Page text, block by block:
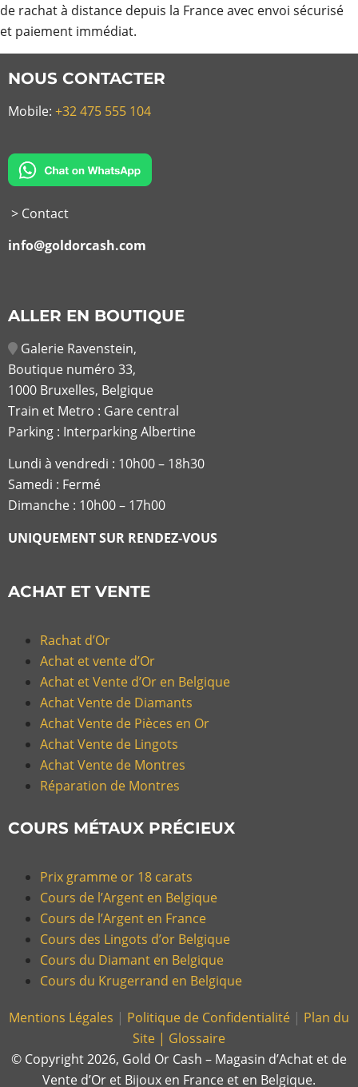
de rachat à distance depuis la France avec envoi sécurisé
et paiement immédiat.
NOUS CONTACTER
Mobile: +32 475 555 104
> Contact
info@goldorcash.com
ALLER EN BOUTIQUE
Galerie Ravenstein,
Boutique numéro 33,
1000 Bruxelles, Belgique
Train et Metro : Gare central
Parking : Interparking Albertine
Lundi à vendredi : 10h00 – 18h30
Samedi : Fermé
Dimanche : 10h00 – 17h00
UNIQUEMENT SUR RENDEZ-VOUS
ACHAT ET VENTE
Rachat d’Or
Achat et vente d’Or
Achat et Vente d’Or en Belgique
Achat Vente de Diamants
Achat Vente de Pièces en Or
Achat Vente de Lingots
Achat Vente de Montres
Réparation de Montres
COURS MÉTAUX PRÉCIEUX
Prix gramme or 18 carats
Cours de l’Argent en Belgique
Cours de l’Argent en France
Cours des Lingots d’or Belgique
Cours du Diamant en Belgique
Cours du Krugerrand en Belgique
Mentions Légales | Politique de Confidentialité | Plan du
Site | Glossaire
© Copyright 2026, Gold Or Cash – Magasin d’Achat et de
Vente d’Or et Bijoux en France et en Belgique.